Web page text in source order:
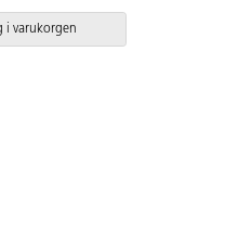
i varukorgen